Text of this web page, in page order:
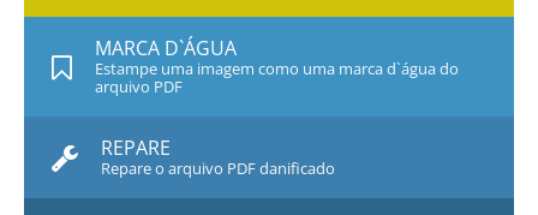
MARCA D`ÁGUA
Estampe uma imagem como uma marca d`água do
arquivo PDF
REPARE
Repare o arquivo PDF danificado